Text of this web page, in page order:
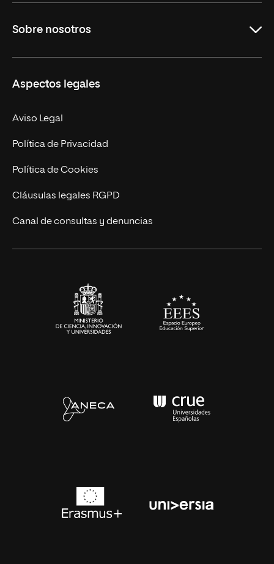
Másteres Oficiales
Doctorados
Experto Universitario
Postgrados
Cursos Universitarios
Sobre nosotros
Facultades
Nuestro Equipo
Trabaja en UNIR
Actualidad
UNIR Revista
Eventos
Aspectos legales
Aviso Legal
Política de Privacidad
Política de Cookies
Cláusulas legales RGPD
Canal de consultas y denuncias